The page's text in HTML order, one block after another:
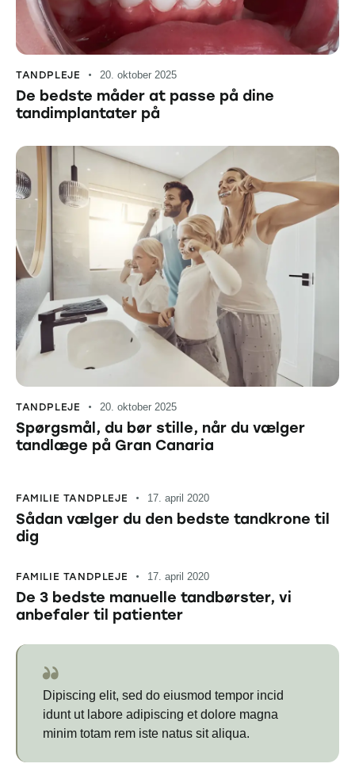
TANDPLEJE 20. oktober 2025
De bedste måder at passe på dine
tandimplantater på
TANDPLEJE 20. oktober 2025
Spørgsmål, du bør stille, når du vælger
tandlæge på Gran Canaria
FAMILIE TANDPLEJE 17. april 2020
Sådan vælger du den bedste tandkrone til
dig
FAMILIE TANDPLEJE 17. april 2020
De 3 bedste manuelle tandbørster, vi
anbefaler til patienter
Dipiscing elit, sed do eiusmod tempor incid
idunt ut labore adipiscing et dolore magna
minim totam rem iste natus sit aliqua.